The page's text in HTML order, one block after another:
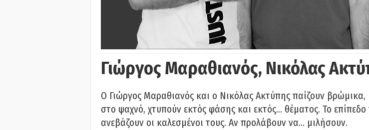
Γιώργος Μαραθιανός, Νικόλας
Ο Γιώργος Μαραθιανός και ο Νικόλας Ακτύπης παίζουν βρώμικα,
στο ψαχνό, χτυπούν εκτός φάσης και εκτός… θέματος. Το επίπεδο
ανεβάζουν οι καλεσμένοι τους. Αν προλάβουν να… μιλήσουν.